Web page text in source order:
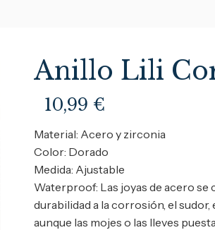
Anillo Lili
10,99 €
Material: Acero y zirconia
Color: Dorado
Medida: Ajustable
Waterproof: Las joyas de acero
durabilidad a la corrosión, el
aunque las mojes o las lleves